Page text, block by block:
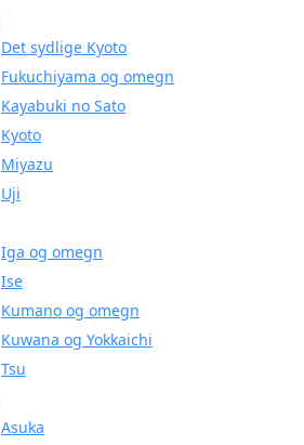
Det sydlige Kyoto
Fukuchiyama og omegn
Kayabuki no Sato
Kyoto
Miyazu
Uji
Iga og omegn
Ise
Kumano og omegn
Kuwana og Yokkaichi
Tsu
Asuka